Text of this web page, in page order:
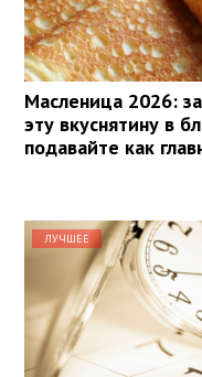
Масленица 2026:
эту вкуснятину в
подавайте как
ЛУЧШЕЕ